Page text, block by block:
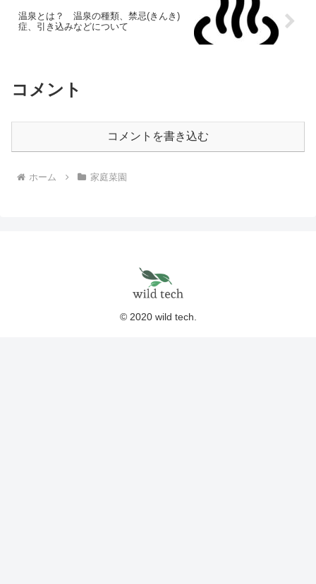
温泉とは？ 温泉の種類、禁忌(きんき)
症、引き込みなどについて
コメント
コメントを書き込む
ホーム 家庭菜園
© 2020 wild tech.